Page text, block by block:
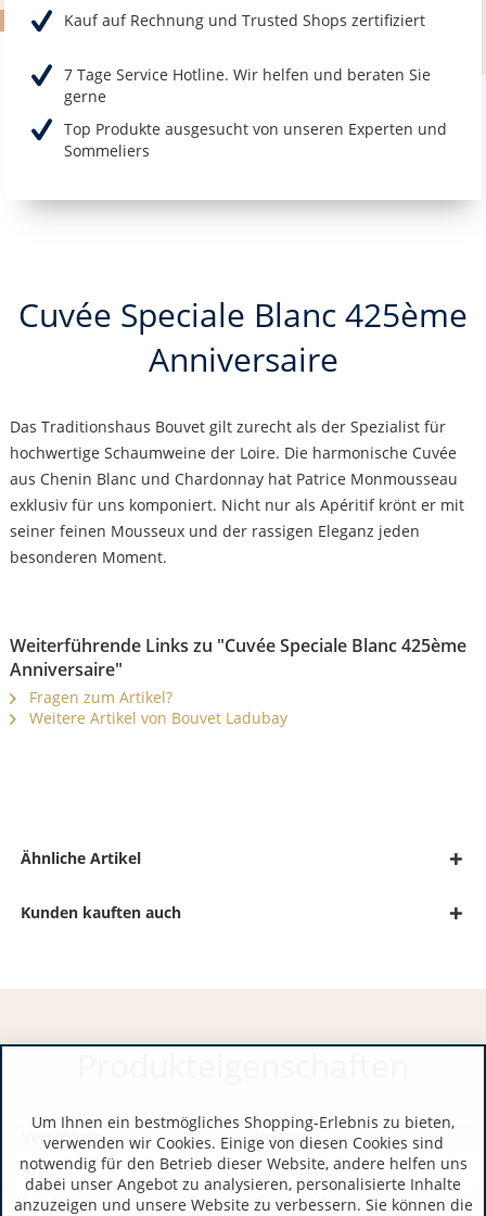
Kauf auf Rechnung und Trusted Shops zertifiziert
7 Tage Service Hotline. Wir helfen und beraten Sie
gerne
Top Produkte ausgesucht von unseren Experten und
Sommeliers
Cuvée Speciale Blanc 425ème
Anniversaire
Das Traditionshaus Bouvet gilt zurecht als der Spezialist für
hochwertige Schaumweine der Loire. Die harmonische Cuvée
aus Chenin Blanc und Chardon­nay hat Patrice Monmousseau
exklusiv für uns komponiert. Nicht nur als Apéritif krönt er mit
seiner feinen Mousseux und der rassigen Eleganz jeden
besonderen Moment.
Weiterführende Links zu "Cuvée Speciale Blanc 425ème
Anniversaire"
Fragen zum Artikel?
Weitere Artikel von Bouvet Ladubay
Ähnliche Artikel
Kunden kauften auch
Verschluss:
Korken
Art:
Schaumwein
Land:
Frankreich
Um Ihnen ein bestmögliches Shopping-Erlebnis zu bieten,
verwenden wir Cookies. Einige von diesen Cookies sind
notwendig für den Betrieb dieser Website, andere helfen uns
dabei unser Angebot zu analysieren, personalisierte Inhalte
anzuzeigen und unsere Website zu verbessern. Sie können die